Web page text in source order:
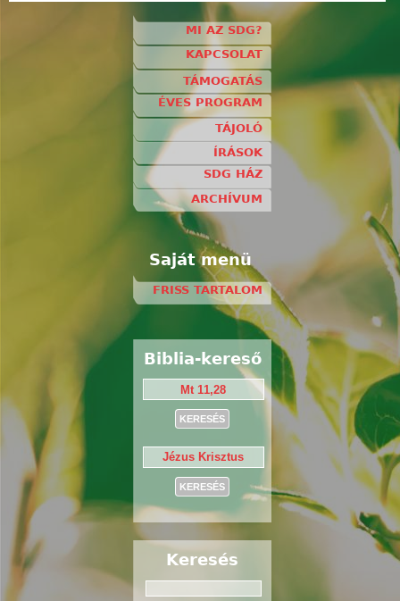
MI AZ SDG?
KAPCSOLAT
TÁMOGATÁS
ÉVES PROGRAM
TÁJOLÓ
ÍRÁSOK
SDG HÁZ
ARCHÍVUM
Saját menü
FRISS TARTALOM
Biblia-kereső
Keresés